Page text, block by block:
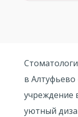
в
учреждение
уютный